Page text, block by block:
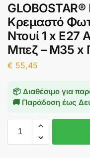
Κρεμαστό
Ντουί 1 x E27
Μπεζ – Μ35 x
€ 55,45
📦 Διαθέσιμο για
🚚 Παράδοση έως